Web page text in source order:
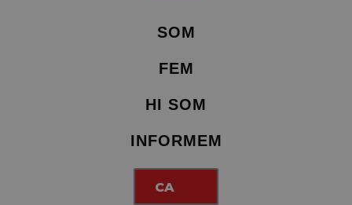
SOM
FEM
HI SOM
INFORMEM
CA